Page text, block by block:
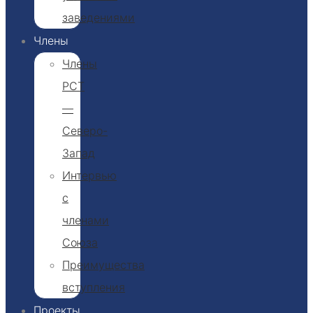
заведениями
Члены
Члены
РСТ
—
Северо-
Запад
Интервью
с
членами
Союза
Преимущества
вступления
Проекты